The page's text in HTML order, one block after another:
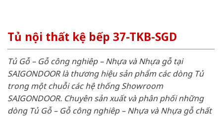
Tủ nội thất kệ bếp 37-TKB-SGD
Tủ Gỗ – Gỗ công nghiêp – Nhựa và Nhựa gỗ tại
SAIGONDOOR là thương hiệu sản phẩm các dòng Tủ
trong một chuỗi các hệ thống Showroom
SAIGONDOOR. Chuyên sản xuất và phân phối những
dòng Tủ Gỗ – Gỗ công nghiêp – Nhựa và Nhựa gỗ chất